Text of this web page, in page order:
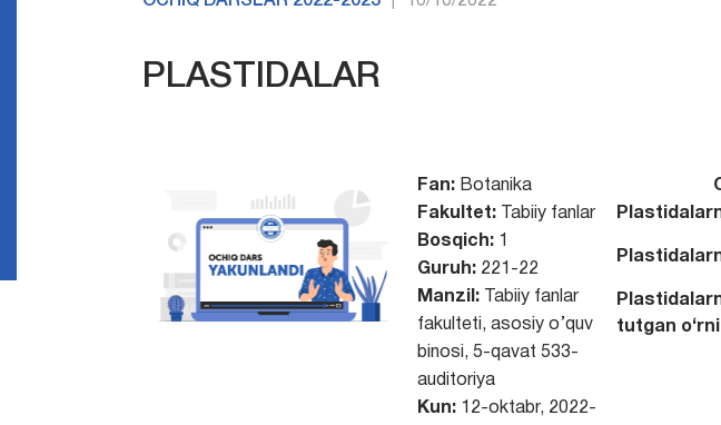
PLASTIDALAR
Fan: Botanika
Fakultet:Tabiiy fanlar
Bosqich:1
Guruh:221-22
Manzil:Tabiiy fanlar
fakulteti, asosiy o’quv
binosi, 5-qavat 533-
auditoriya
Kun: 12-oktabr, 2022-
tutgan o‘rni